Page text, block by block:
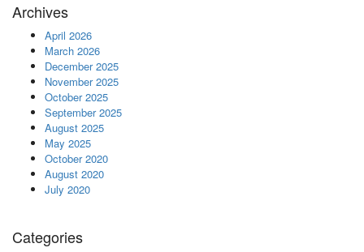
Archives
April 2026
March 2026
December 2025
November 2025
October 2025
September 2025
August 2025
May 2025
October 2020
August 2020
July 2020
Categories